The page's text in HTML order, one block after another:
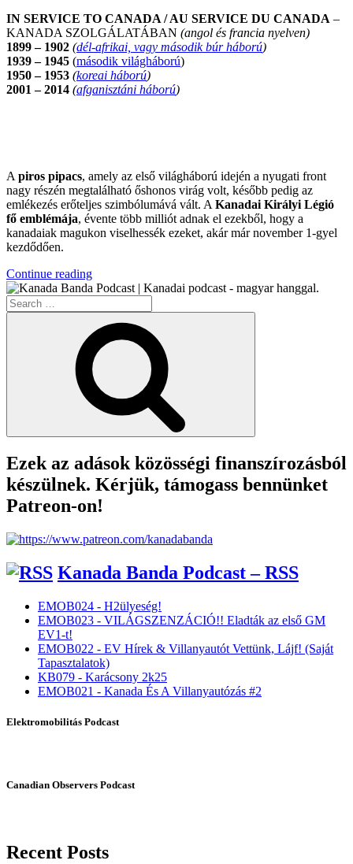
IN SERVICE TO CANADA / AU SERVICE DU CANADA –
KANADA SZOLGÁLATÁBAN (angol és francia nyelven)
1899 – 1902 (dél-afrikai, vagy második búr háború)
1939 – 1945 (második világháború)
1950 – 1953 (koreai háború)
2001 – 2014 (afganisztáni háború)
A piros pipacs, amely az első világháború idején a nyugati front
nagy részén megtalálható őshonos virág volt, később pedig az
emlékezés erőteljes szimbólumává vált. A Kanadai Királyi Légió
fő emblémája, évente több milliót adnak el ezekből, hogy a
kanadaiak magukon viselhessék ezeket, akár már november 1-gyel
kezdődően.
Continue reading“November
11.”
Search
for:
Ezek az adások közösségi finanszírozásból
készülnek. Kérjük, támogass bennünket
Patreon-on!
Kanada Banda Podcast – RSS
EMOB024 - H2ülyeség!
EMOB023 - VILÁGSZENZÁCIÓ!! Eladták az első GM
EV1-t!
EMOB022 - EV Hírek & Villanyautót Vettünk, Lájf! (Saját
Tapasztalatok)
KB079 - Karácsony 2k25
EMOB021 - Kanada És A Villanyautózás #2
Elektromobilitás Podcast
Canadian Observers Podcast
Recent Posts